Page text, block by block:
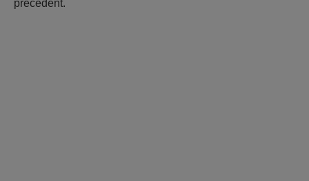
precedent.